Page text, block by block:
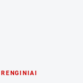
RENGINIAI